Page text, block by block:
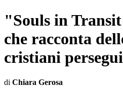
"Souls in
che racconta
cristiani
di Chiara Gerosa